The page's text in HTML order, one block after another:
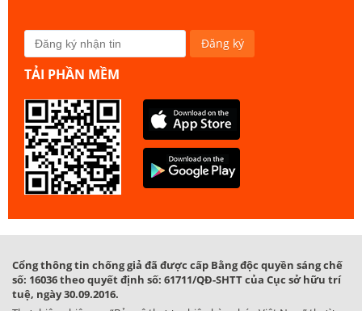
TẢI PHẦN MỀM
Cổng thông tin chống giả đã được cấp Bằng độc quyền sáng chế
số: 16036 theo quyết định số: 61711/QĐ-SHTT của Cục sở hữu trí
tuệ, ngày 30.09.2016.